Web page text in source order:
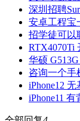
深圳招聘
安卓工程宝
招学徒可以
RTX4070Ti
华硕
咨询一个手
iPhone12
iPhone11